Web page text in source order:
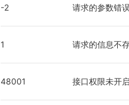
-2 请求的参数错
1 请求的信息不
48001 接口权限未开